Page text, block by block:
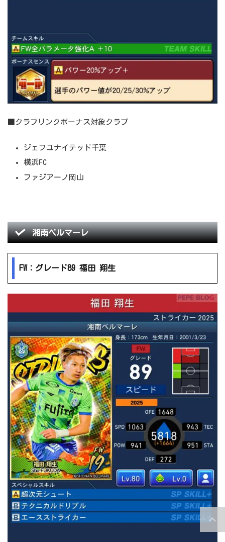
■クラブリンクボーナス対象クラブ
ジェフユナイテッド千葉
横浜FC
ファジアーノ岡山
湘南ベルマーレ
FW：グレード89 福田 翔生